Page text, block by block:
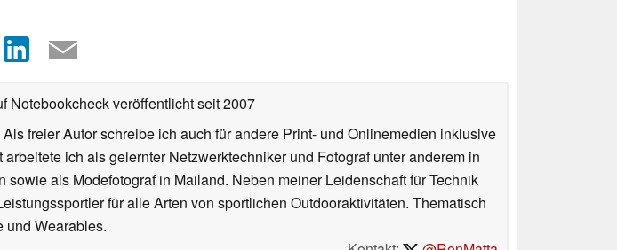
Notebookcheck veröffentlichtseit 2007
freier Autor schreibe ich auch für andere Print- und Onlinemedien inklusive
ich als gelernter Netzwerktechniker und Fotograf unter anderem in
als Modefotograf in Mailand. Neben meiner Leidenschaft für Technik
für alle Arten von sportlichen Outdooraktivitäten. Thematisch
und Wearables.